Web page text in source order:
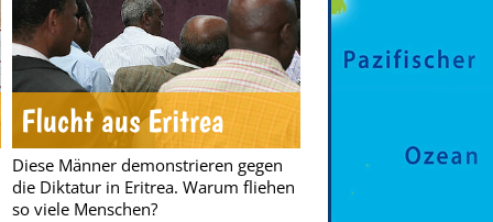
Flucht aus Eritrea
Diese Männer demonstrieren gegen
die Diktatur in Eritrea. Warum fliehen
so viele Menschen?